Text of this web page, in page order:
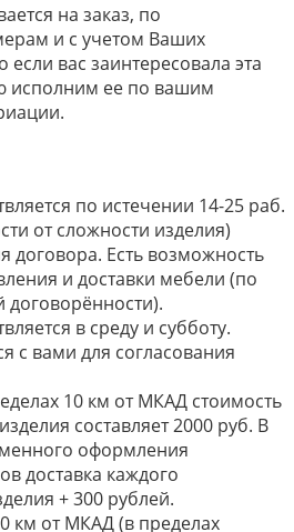
на заказ, по
и с учетом Ваших
если вас заинтересовала эта
исполним ее по вашим
по истечении 14-25 раб.
от сложности изделия)
договора. Есть возможность
и доставки мебели (по
договорённости).
в среду и субботу.
с вами для согласования
10 км от МКАД стоимость
составляет 2000 руб. В
оформления
доставка каждого
+ 300 рублей.
км от МКАД (в пределах